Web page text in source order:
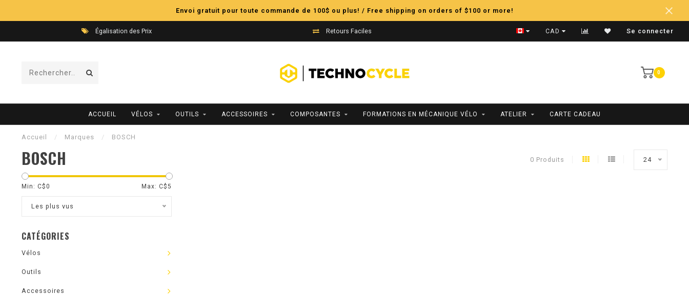
Envoi gratuit pour toute commande de 100$ ou plus! / Free shipping on orders of $100 or more!
Égalisation des Prix Retours Faciles Expédition Rapide
CAD Se connecter
0
ACCUEIL VÉLOS OUTILS ACCESSOIRES COMPOSANTES FORMATIONS EN MÉCANIQUE VÉLO ATELIER CARTE CADEAU
Accueil / Marques / BOSCH
BOSCH 0 Produits 24
Min: C$0 Max: C$5
Les plus vus
CATÉGORIES
Vélos
Outils
Accessoires